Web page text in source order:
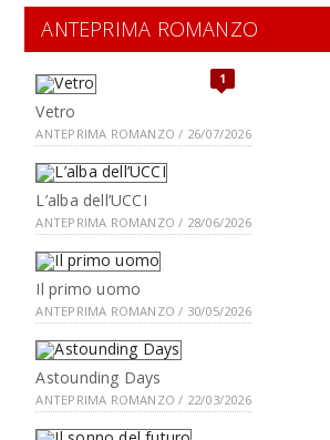
ANTEPRIMA ROMANZO
1
Vetro
ANTEPRIMA ROMANZO / 26/07/2026
L’alba dell’UCCI
ANTEPRIMA ROMANZO / 28/06/2026
Il primo uomo
ANTEPRIMA ROMANZO / 30/05/2026
Astounding Days
ANTEPRIMA ROMANZO / 22/03/2026